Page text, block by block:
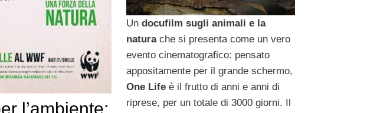
Un docufilm sugli animali e la
naturache si presenta come un vero
evento cinematografico: pensato
appositamente per il grande schermo,
One Lifeè il frutto di anni e anni di
riprese, per un totale di 3000 giorni. Il
l’ambiente: